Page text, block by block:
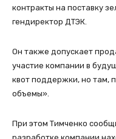
контракты на поставку
гендиректор ДТЭК.
Он также допускает
участие компании в
квот поддержки, но там,
объемы».
При этом Тимченко